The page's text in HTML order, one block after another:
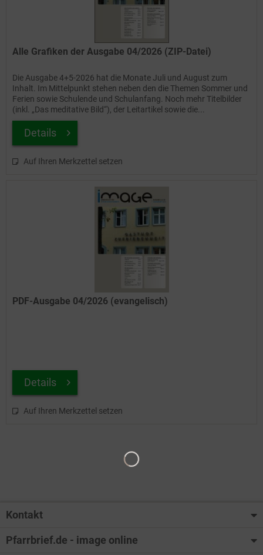
Alle Grafiken der Ausgabe 04/2026 (ZIP-Datei)
Die Ausgabe 4+5-2026 hat die Monate Juli und August zum
Inhalt. Im Mittelpunkt stehen neben den die Themen Sommer und
Ferien sowie Schulende und Schulanfang. Noch mehr Titelbilder
(inkl. „Das meditative Bild“), der Leitartikel sowie die...
Details
Auf Ihren Merkzettel setzen
PDF-Ausgabe 04/2026 (evangelisch)
Details
Auf Ihren Merkzettel setzen
Kontakt
Pfarrbrief.de - image online